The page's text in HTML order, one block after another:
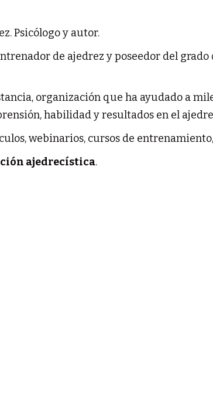
Psicólogo y autor.
de ajedrez y poseedor del grado
organización que ha ayudado a
habilidad y resultados en el
webinarios, cursos de
ajedrecística.